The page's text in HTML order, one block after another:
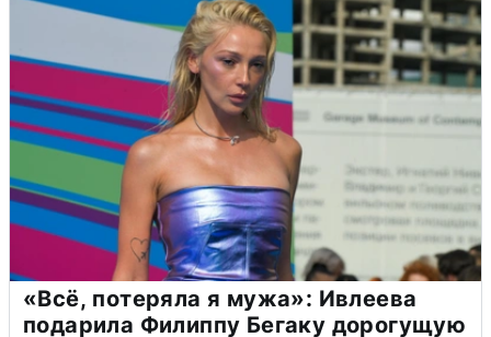
«Всё, потеряла я мужа»: Ивлеева
подарила Филиппу Бегаку дорогущую